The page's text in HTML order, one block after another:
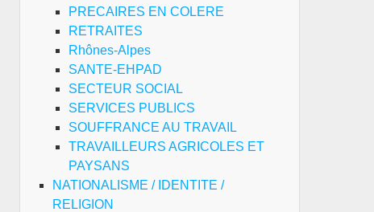
PRECAIRES EN COLERE
RETRAITES
Rhônes-Alpes
SANTE-EHPAD
SECTEUR SOCIAL
SERVICES PUBLICS
SOUFFRANCE AU TRAVAIL
TRAVAILLEURS AGRICOLES ET
PAYSANS
NATIONALISME / IDENTITE /
RELIGION